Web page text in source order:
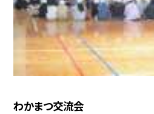
わかまつ交流会